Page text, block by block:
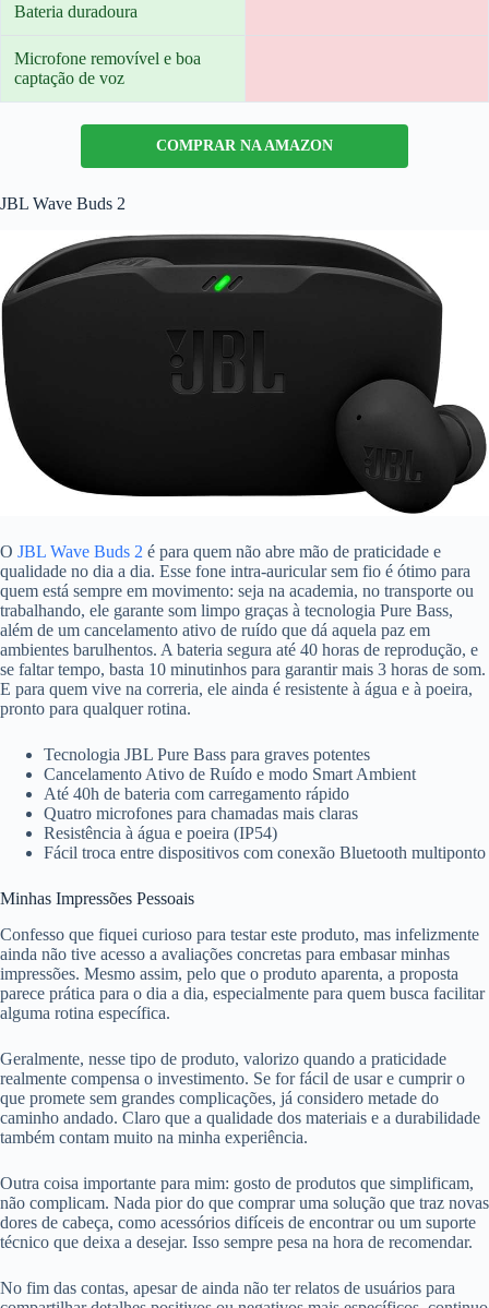
Bateria duradoura
Microfone removível e boa
captação de voz
COMPRAR NA AMAZON
JBL Wave Buds 2
O JBL Wave Buds 2 é para quem não abre mão de praticidade e
qualidade no dia a dia. Esse fone intra-auricular sem fio é ótimo para
quem está sempre em movimento: seja na academia, no transporte ou
trabalhando, ele garante som limpo graças à tecnologia Pure Bass,
além de um cancelamento ativo de ruído que dá aquela paz em
ambientes barulhentos. A bateria segura até 40 horas de reprodução, e
se faltar tempo, basta 10 minutinhos para garantir mais 3 horas de som.
E para quem vive na correria, ele ainda é resistente à água e à poeira,
pronto para qualquer rotina.
Tecnologia JBL Pure Bass para graves potentes
Cancelamento Ativo de Ruído e modo Smart Ambient
Até 40h de bateria com carregamento rápido
Quatro microfones para chamadas mais claras
Resistência à água e poeira (IP54)
Fácil troca entre dispositivos com conexão Bluetooth multiponto
Minhas Impressões Pessoais
Confesso que fiquei curioso para testar este produto, mas infelizmente
ainda não tive acesso a avaliações concretas para embasar minhas
impressões. Mesmo assim, pelo que o produto aparenta, a proposta
parece prática para o dia a dia, especialmente para quem busca facilitar
alguma rotina específica.
Geralmente, nesse tipo de produto, valorizo quando a praticidade
realmente compensa o investimento. Se for fácil de usar e cumprir o
que promete sem grandes complicações, já considero metade do
caminho andado. Claro que a qualidade dos materiais e a durabilidade
também contam muito na minha experiência.
Outra coisa importante para mim: gosto de produtos que simplificam,
não complicam. Nada pior do que comprar uma solução que traz novas
dores de cabeça, como acessórios difíceis de encontrar ou um suporte
técnico que deixa a desejar. Isso sempre pesa na hora de recomendar.
No fim das contas, apesar de ainda não ter relatos de usuários para